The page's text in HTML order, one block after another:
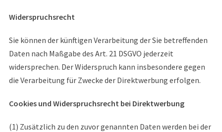
Widerspruchsrecht
Sie können der künftigen Verarbeitung der Sie betreffenden
Daten nach Maßgabe des Art. 21 DSGVO jederzeit
widersprechen. Der Widerspruch kann insbesondere gegen
die Verarbeitung für Zwecke der Direktwerbung erfolgen.
Cookies und Widerspruchsrecht bei Direktwerbung
(1) Zusätzlich zu den zuvor genannten Daten werden bei der